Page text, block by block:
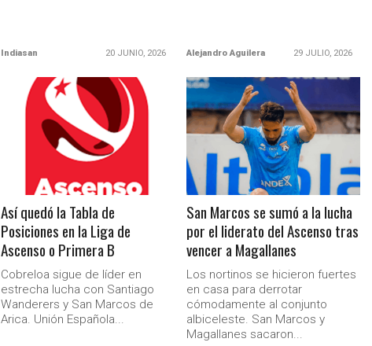
Indiasan 20 JUNIO, 2026 Alejandro Aguilera 29 JULIO, 2026
LEER MÁS
Así quedó la Tabla de
Posiciones en la Liga de
Ascenso o Primera B
Cobreloa sigue de líder en
estrecha lucha con Santiago
Wanderers y San Marcos de
Arica. Unión Española...
LEER MÁS
San Marcos se sumó a la lucha
por el liderato del Ascenso tras
vencer a Magallanes
Los nortinos se hicieron fuertes
en casa para derrotar
cómodamente al conjunto
albiceleste. San Marcos y
Magallanes sacaron...